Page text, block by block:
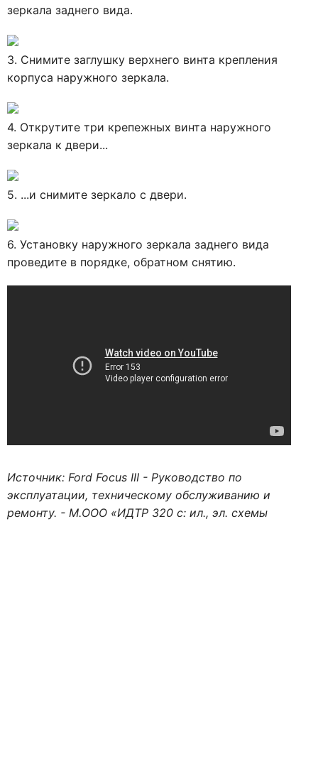
зеркала заднего вида.
3. Снимите заглушку верхнего винта крепления
корпуса наружного зеркала.
4. Открутите три крепежных винта наружного
зеркала к двери...
5. ...и снимите зеркало с двери.
6. Установку наружного зеркала заднего вида
проведите в порядке, обратном снятию.
Источник: Ford Focus III - Руководство по
эксплуатации, техническому обслуживанию и
ремонту. - М.ООО «ИДТР 320 с: ил., эл. схемы